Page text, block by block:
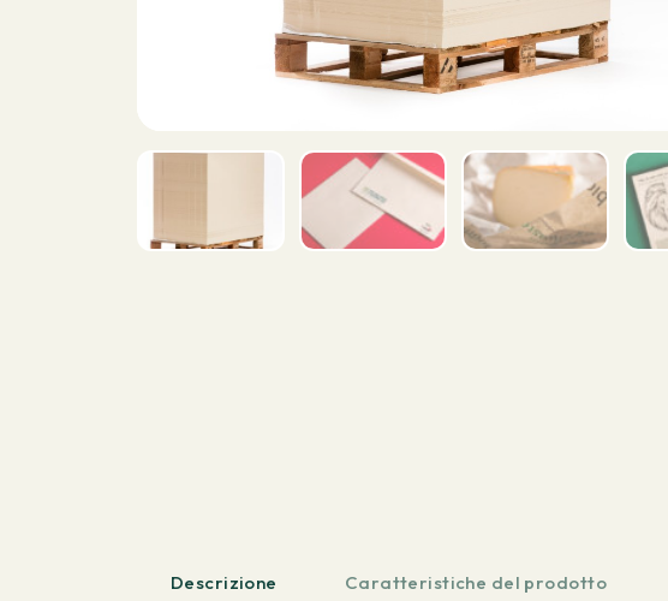
Descrizione Caratteristiche del prodotto